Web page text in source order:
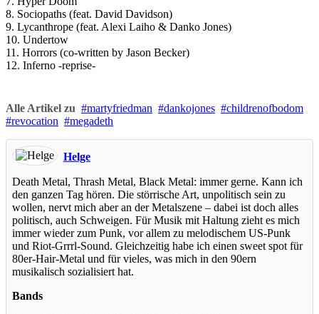
8. Sociopaths (feat. David Davidson)
9. Lycanthrope (feat. Alexi Laiho & Danko Jones)
10. Undertow
11. Horrors (co-written by Jason Becker)
12. Inferno -reprise-
Alle Artikel zu martyfriedman dankojones
childrenofbodom
revocation
megadeth
Helge
Death Metal, Thrash Metal, Black Metal: immer gerne. Kann ich
den ganzen Tag hören. Die störrische Art, unpolitisch sein zu
wollen, nervt mich aber an der Metalszene – dabei ist doch alles
politisch, auch Schweigen. Für Musik mit Haltung zieht es mich
immer wieder zum Punk, vor allem zu melodischem US-Punk
und Riot-Grrrl-Sound. Gleichzeitig habe ich einen sweet spot für
80er-Hair-Metal und für vieles, was mich in den 90ern
musikalisch sozialisiert hat.
Bands